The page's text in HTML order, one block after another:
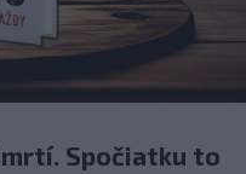
Spočiatku to